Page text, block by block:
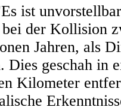
ist
der Kollision
Jahren, als
Dies geschah in
Kilometer